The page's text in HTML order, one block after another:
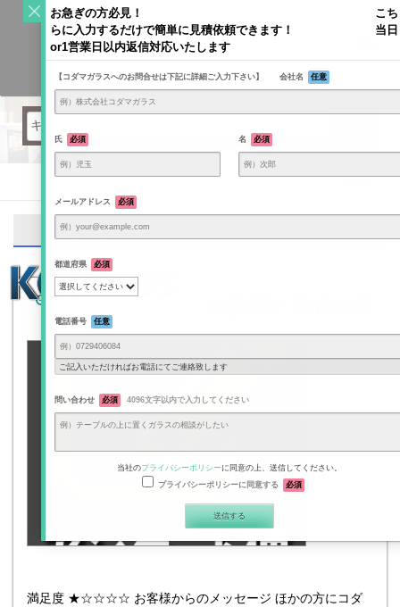
KODAMAGLASS公式ブログ | ガラス情報発信メディア
Home /
アンケート
2017年3月25日
満足度 ★☆☆☆☆ お客様からのメッセージ ほかの方にコダ
お急ぎの方必見！ こち
らに入力するだけで簡単に見積依頼できます！ 当日
or1営業日以内返信対応いたします
【コダマガラスへのお問合せは下記に詳細ご入力下さい】 会社名 任意
氏 必須 名 必須
メールアドレス 必須
都道府県 必須
電話番号 任意
ご記入いただければお電話にてご連絡致します
問い合わせ 必須 4096文字以内で入力してください
当社のプライバシーポリシーに同意の上、送信してください。
プライバシーポリシーに同意する
必須